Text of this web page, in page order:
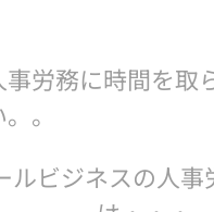
労務に時間を取
。
ルビジネスの人事